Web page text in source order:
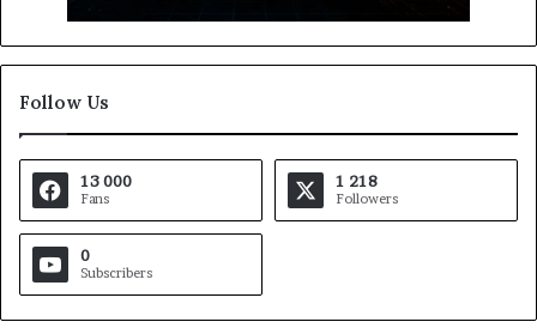
Follow Us
13 000
Fans
1 218
Followers
0
Subscribers